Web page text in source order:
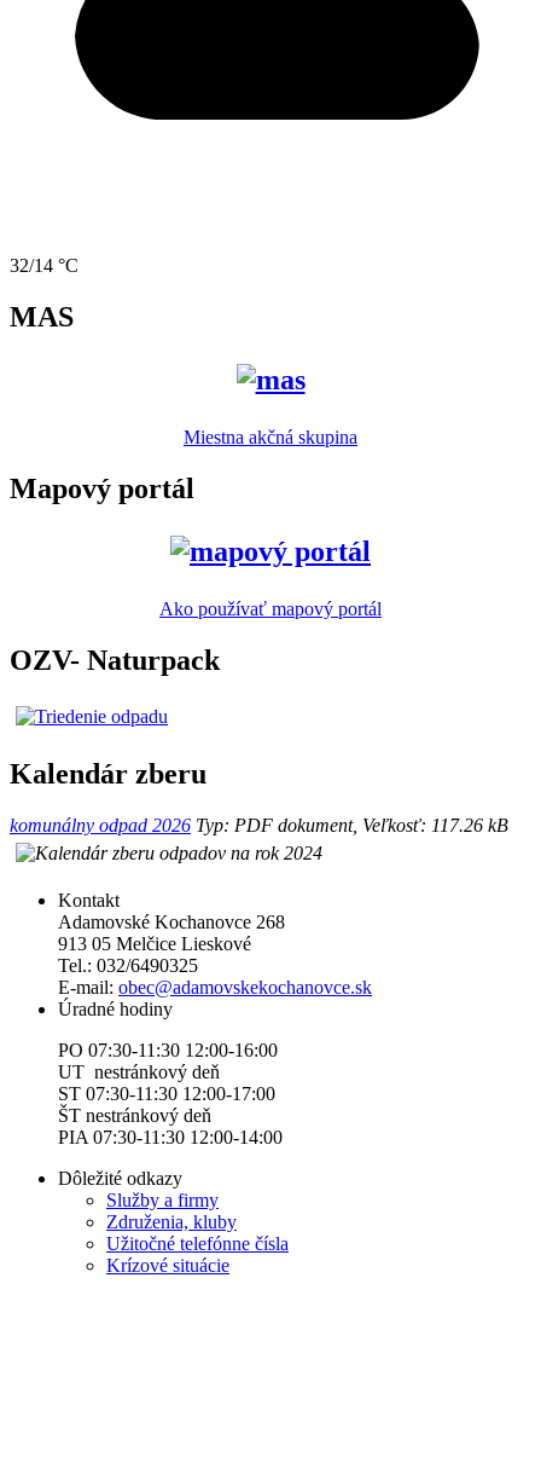
32/14 °C
MAS
Miestna akčná skupina
Mapový portál
Ako používať mapový portál
OZV- Naturpack
Kalendár zberu
komunálny odpad 2026 Typ: PDF dokument, Veľkosť: 117.26 kB
Kontakt
Adamovské Kochanovce 268
913 05 Melčice Lieskové
Tel.: 032/6490325
E-mail: obec@adamovskekochanovce.sk
Úradné hodiny
PO 07:30-11:30 12:00-16:00
UT nestránkový deň
ST 07:30-11:30 12:00-17:00
ŠT nestránkový deň
PIA 07:30-11:30 12:00-14:00
Dôležité odkazy
Služby a firmy
Združenia, kluby
Užitočné telefónne čísla
Krízové situácie